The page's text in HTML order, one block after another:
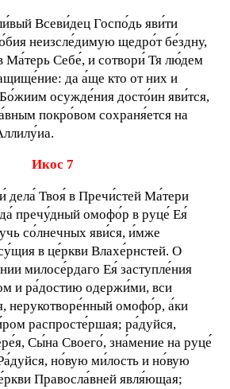
Всеви́дец Госпо́дь яви́ти
неизсле́димую щедро́т бе́здну,
Ма́терь Себе́, и сотвори́ Тя лю́дем
да а́ще кто от них и
осужде́ния досто́ин яви́тся,
покро́вом сохраня́ется на
Икос 7
дела́ Твоя́ в Пречи́стей Ма́тери
пречу́дный омофо́р в руце́ Ея́
со́лнечных яви́ся, и́мже
в це́ркви Влахе́рнстей. О
милосе́рдаго Ея́ заступле́ния
и ра́достию одержи́ми, вси
нерукотворе́нный омофо́р, а́ки
распросте́ршая; ра́дуйся,
Сы́на Своего́, зна́мение на руце́
но́вую ми́лость и но́вую
Правосла́вней явля́ющая;